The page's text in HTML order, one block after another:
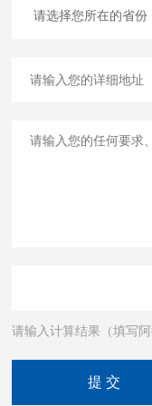
请输入计算结果（填写